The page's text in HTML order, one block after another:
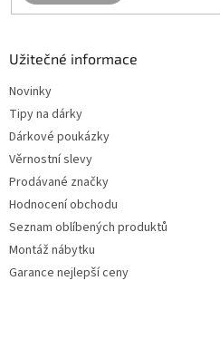
Užitečné informace
Novinky
Tipy na dárky
Dárkové poukázky
Věrnostní slevy
Prodávané značky
Hodnocení obchodu
Seznam oblíbených produktů
Montáž nábytku
Garance nejlepší ceny